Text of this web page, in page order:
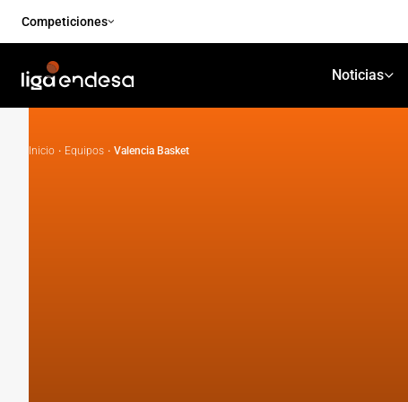
Competiciones
Noticias
Inicio · Equipos · Valencia Basket